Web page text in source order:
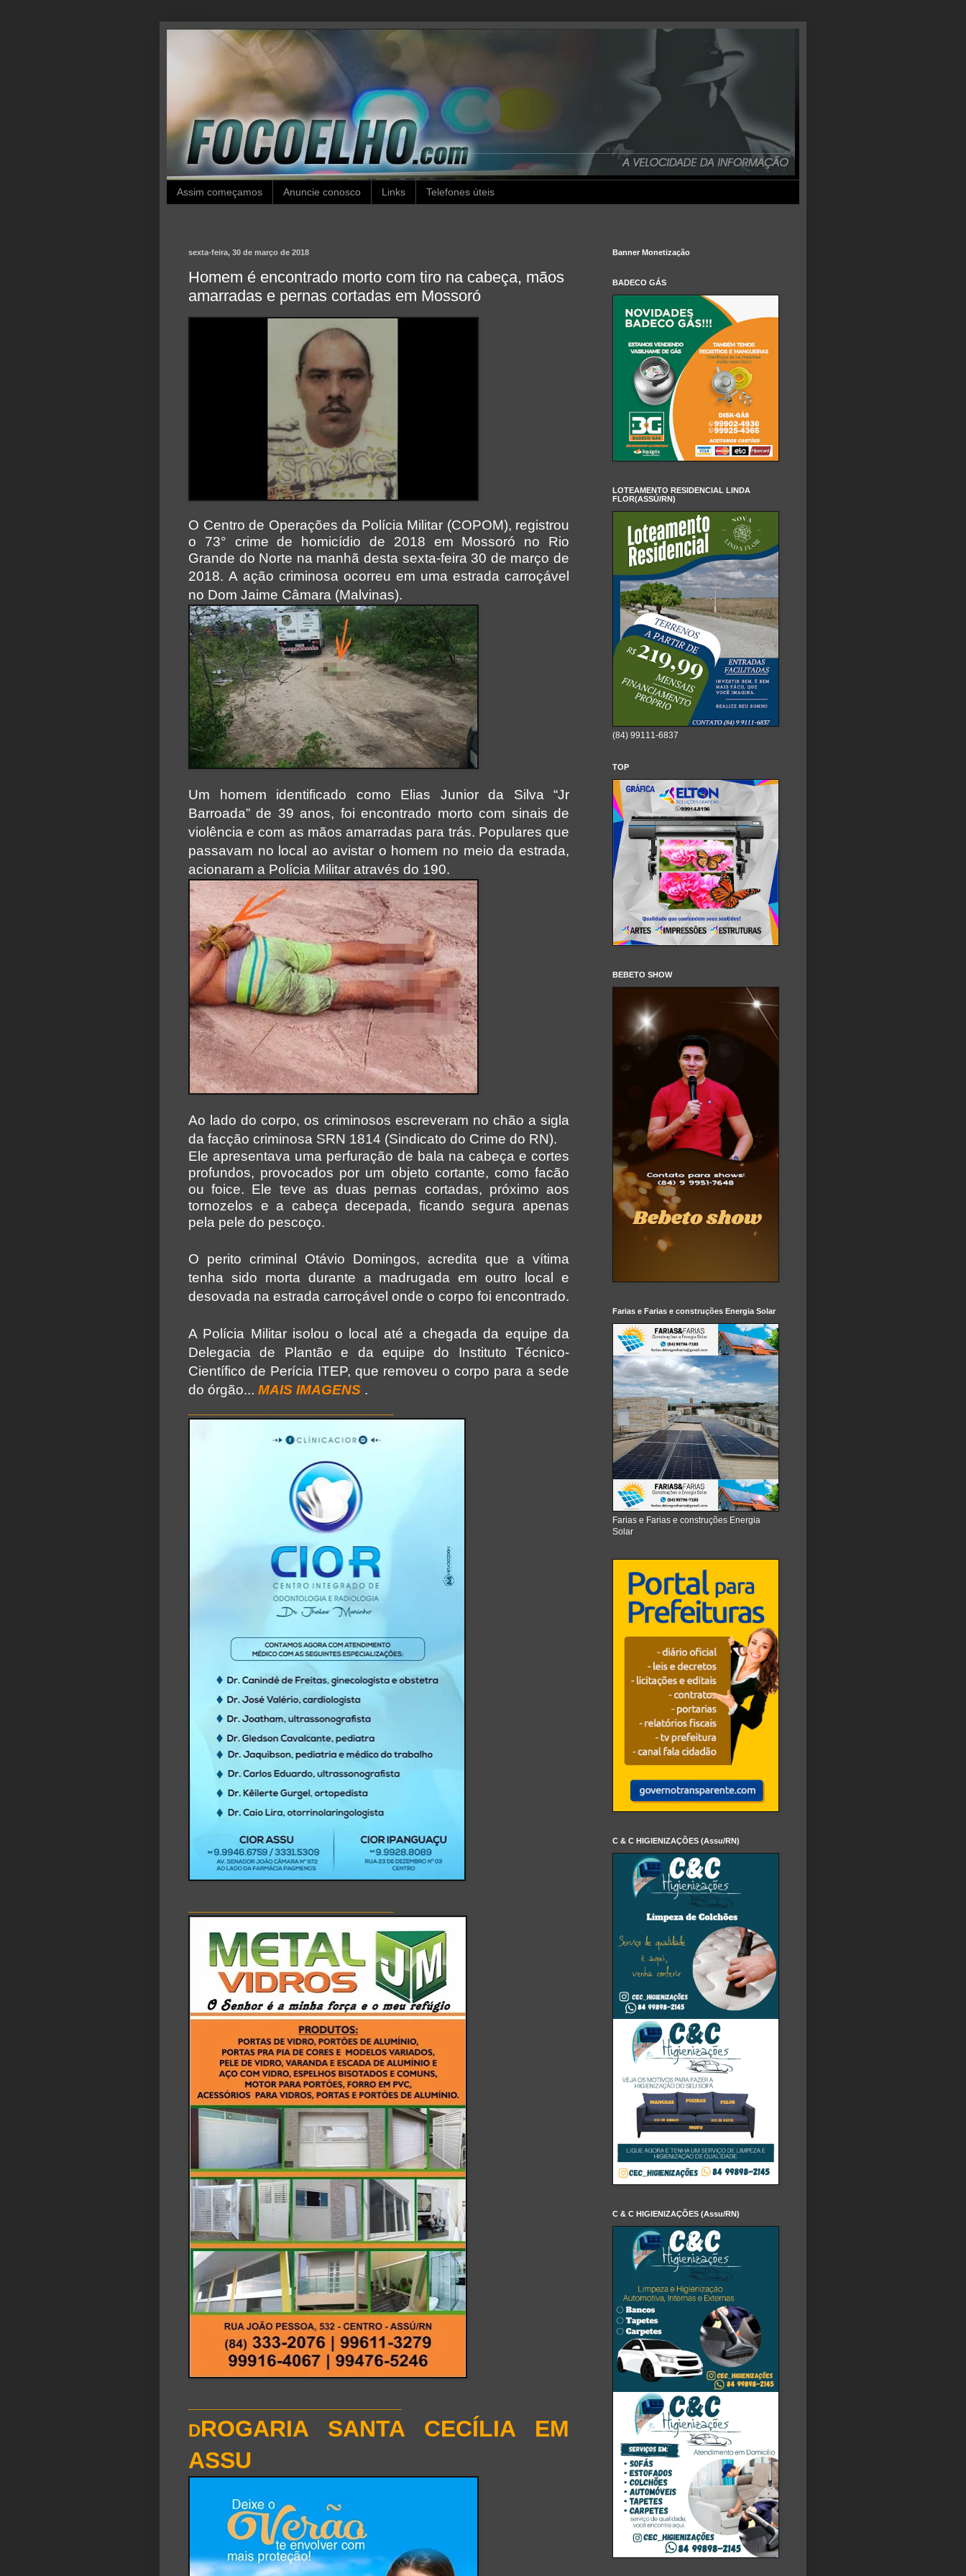
Assim começamos Anuncie conosco Links Telefones úteis
sexta-feira, 30 de março de 2018
Homem é encontrado morto com tiro na cabeça, mãos
amarradas e pernas cortadas em Mossoró
O Centro de Operações da Polícia Militar (COPOM), registrou
o 73° crime de homicídio de 2018 em Mossoró no Rio
Grande do Norte na manhã desta sexta-feira 30 de março de
2018. A ação criminosa ocorreu em uma estrada carroçável
no Dom Jaime Câmara (Malvinas).
Um homem identificado como Elias Junior da Silva “Jr
Barroada” de 39 anos, foi encontrado morto com sinais de
violência e com as mãos amarradas para trás. Populares que
passavam no local ao avistar o homem no meio da estrada,
acionaram a Polícia Militar através do 190.
Ao lado do corpo, os criminosos escreveram no chão a sigla
da facção criminosa SRN 1814 (Sindicato do Crime do RN).
Ele apresentava uma perfuração de bala na cabeça e cortes
profundos, provocados por um objeto cortante, como facão
ou foice. Ele teve as duas pernas cortadas, próximo aos
tornozelos e a cabeça decepada, ficando segura apenas
pela pele do pescoço.
O perito criminal Otávio Domingos, acredita que a vítima
tenha sido morta durante a madrugada em outro local e
desovada na estrada carroçável onde o corpo foi encontrado.
A Polícia Militar isolou o local até a chegada da equipe da
Delegacia de Plantão e da equipe do Instituto Técnico-
Científico de Perícia ITEP, que removeu o corpo para a sede
do órgão... MAIS IMAGENS .
DROGARIA SANTA CECÍLIA EM
ASSU
Banner Monetização
BADECO GÁS
LOTEAMENTO RESIDENCIAL LINDA
FLOR(ASSÚ/RN)
(84) 99111-6837
TOP
BEBETO SHOW
Farias e Farias e construções Energia Solar
Farias e Farias e construções Energia
Solar
C & C HIGIENIZAÇÕES (Assu/RN)
C & C HIGIENIZAÇÕES (Assu/RN)